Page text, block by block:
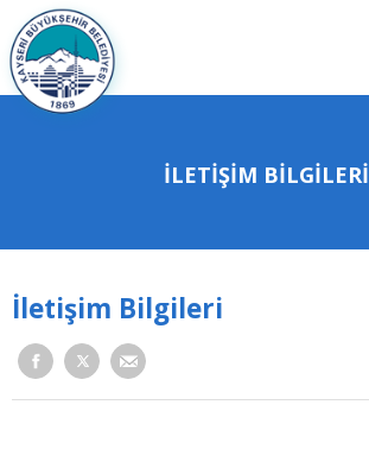
İLETIŞIM BILGILERI
İletişim Bilgileri